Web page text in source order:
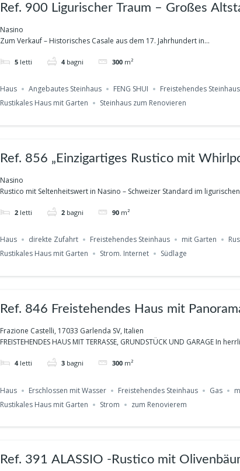
Ref. 900 Ligurischer Traum – Großes
Ausbaupotenzial & Ferienvermietung in
Nasino
Zum Verkauf – Historisches Casale aus dem 17. Jahrhundert in...
5 letti 4 bagni 300 m²
Haus Angebautes Steinhaus FENG SHUI Freistehendes Steinhaus
Rustikales Haus mit Garten
Steinhaus zum Renovieren
Ref. 856 „Einzigartiges Rustico mit
Traum-Panoramablick in Nasino
Nasino
Rustico mit Seltenheitswert in Nasino – Schweizer Standard im
2 letti 2 bagni 90 m²
Haus direkte Zufahrt Freistehendes Steinhaus mit Garten
Rustikales Haus mit Garten
Strom. Internet Südlage
Ref. 846 Freistehendes Haus mit Panoramablick, Garten in
Garlenda
Frazione Castelli, 17033 Garlenda SV, Italien
FREISTEHENDES HAUS MIT TERRASSE, GRUNDSTÜCK UND GARAGE In
4 letti 3 bagni 300 m²
Haus Erschlossen mit Wasser Freistehendes Steinhaus Gas
Rustikales Haus mit Garten
Strom zum Renovierem
Ref. 391 ALASSIO -Rustico mit